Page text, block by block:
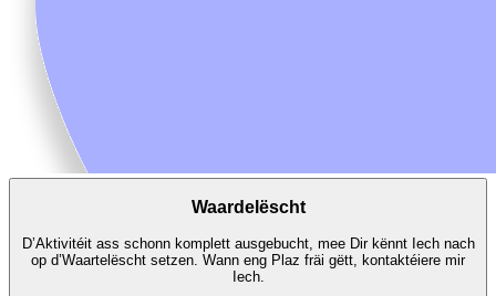
Waardelëscht
D’Aktivitéit ass schonn komplett ausgebucht, mee Dir kënnt Iech nach
op d’Waartelëscht setzen. Wann eng Plaz fräi gëtt, kontaktéiere mir
Iech.